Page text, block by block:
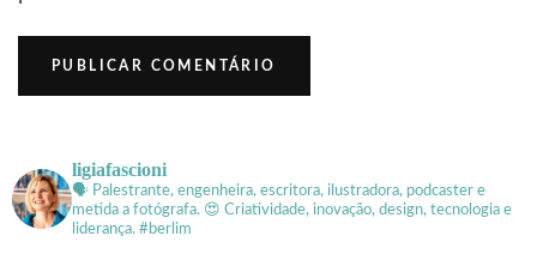
ligiafascioni
🗣 Palestrante, engenheira, escritora, ilustradora, podcaster e
metida a fotógrafa. 😍 Criatividade, inovação, design, tecnologia e
liderança. #berlim